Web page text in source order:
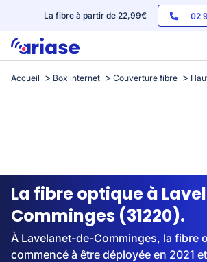
La fibre à partir de 22,99€ 02
Box internet
Streaming
Accueil Box internet Couverture fibre
La fibre optique à
Comminges (31220).
À Lavelanet-de-Comminges, la fibre
commencé à être déployée en 2021